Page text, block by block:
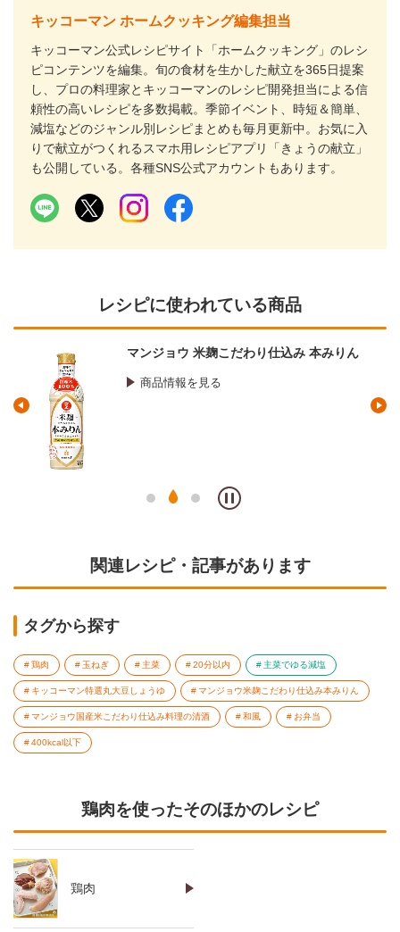
キッコーマン ホームクッキング編集担当
キッコーマン公式レシピサイト「ホームクッキング」のレシ
ピコンテンツを編集。旬の食材を生かした献立を365日提案
し、プロの料理家とキッコーマンのレシピ開発担当による信
頼性の高いレシピを多数掲載。季節イベント、時短＆簡単、
減塩などのジャンル別レシピまとめも毎月更新中。お気に入
りで献立がつくれるスマホ用レシピアプリ「きょうの献立」
も公開している。各種SNS公式アカウントもあります。
レシピに使われている商品
マンジョウ 米麹こだわり仕込み 本みりん
商品情報を見る
関連レシピ・記事があります
タグから探す
鶏肉 玉ねぎ 主菜 20分以内 主菜でゆる減塩
キッコーマン特選丸大豆しょうゆ マンジョウ米麹こだわり仕込み本みりん
マンジョウ国産米こだわり仕込み料理の清酒 和風 お弁当
400kcal以下
鶏肉を使ったそのほかのレシピ
鶏肉